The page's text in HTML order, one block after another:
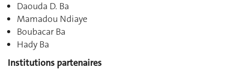
Daouda D. Ba
Mamadou Ndiaye
Boubacar Ba
Hady Ba
Institutions partenaires